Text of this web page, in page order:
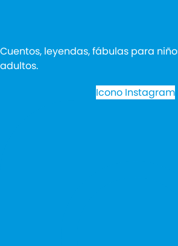
Cuentos, leyendas, fábulas para
adultos.
Icono Instagram